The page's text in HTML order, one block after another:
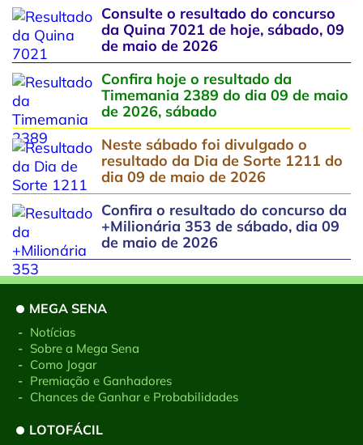
Consulte o resultado do concurso
da Quina 7021 de hoje, sábado, 09
de maio de 2026
Confira hoje o resultado da
Timemania 2389 do dia 09 de maio
de 2026, sábado
Neste sábado foi divulgado o
resultado da Dia de Sorte 1211 do
dia 09 de maio de 2026
Confira o resultado do concurso da
+Milionária 353 de sábado, dia 09
de maio de 2026
MEGA SENA
- Notícias
- Sobre a Mega Sena
- Como Jogar
- Premiação e Ganhadores
- Chances de Ganhar e Probabilidades
LOTOFÁCIL